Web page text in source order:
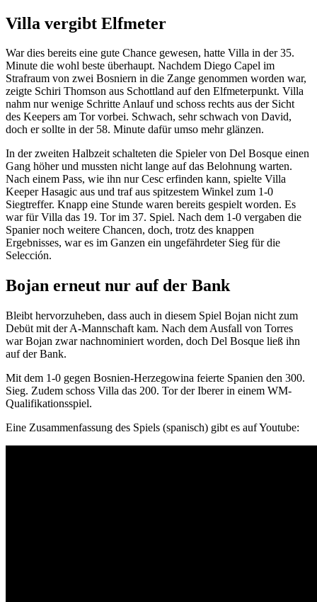
Villa vergibt Elfmeter
War dies bereits eine gute Chance gewesen, hatte Villa in der 35.
Minute die wohl beste überhaupt. Nachdem Diego Capel im
Strafraum von zwei Bosniern in die Zange genommen worden war,
zeigte Schiri Thomson aus Schottland auf den Elfmeterpunkt. Villa
nahm nur wenige Schritte Anlauf und schoss rechts aus der Sicht
des Keepers am Tor vorbei. Schwach, sehr schwach von David,
doch er sollte in der 58. Minute dafür umso mehr glänzen.
In der zweiten Halbzeit schalteten die Spieler von Del Bosque einen
Gang höher und mussten nicht lange auf das Belohnung warten.
Nach einem Pass, wie ihn nur Cesc erfinden kann, spielte Villa
Keeper Hasagic aus und traf aus spitzestem Winkel zum 1-0
Siegtreffer. Knapp eine Stunde waren bereits gespielt worden. Es
war für Villa das 19. Tor im 37. Spiel. Nach dem 1-0 vergaben die
Spanier noch weitere Chancen, doch, trotz des knappen
Ergebnisses, war es im Ganzen ein ungefährdeter Sieg für die
Selección.
Bojan erneut nur auf der Bank
Bleibt hervorzuheben, dass auch in diesem Spiel Bojan nicht zum
Debüt mit der A-Mannschaft kam. Nach dem Ausfall von Torres
war Bojan zwar nachnominiert worden, doch Del Bosque ließ ihn
auf der Bank.
Mit dem 1-0 gegen Bosnien-Herzegowina feierte Spanien den 300.
Sieg. Zudem schoss Villa das 200. Tor der Iberer in einem WM-
Qualifikationsspiel.
Eine Zusammenfassung des Spiels (spanisch) gibt es auf Youtube: